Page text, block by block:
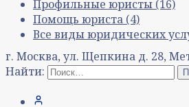
Профильные юристы (16)
Помощь юриста (4)
Все виды юридических
г. Москва, ул. Щепкина д. 28,
Найти: